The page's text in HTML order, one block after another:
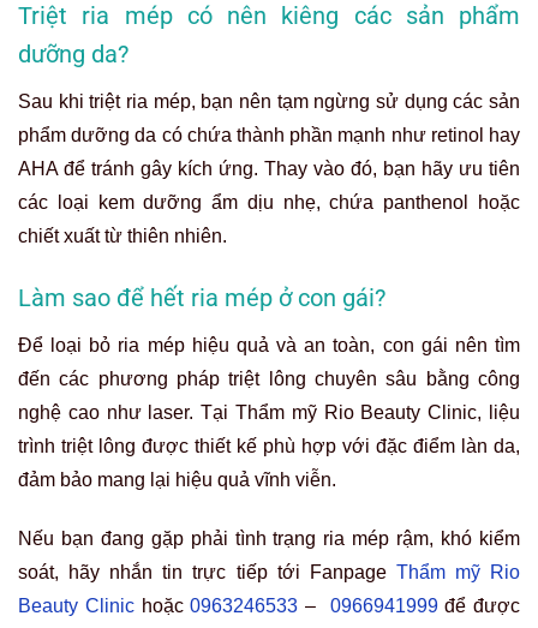
Triệt ria mép có nên kiêng các sản phẩm
dưỡng da?
Sau khi triệt ria mép, bạn nên tạm ngừng sử dụng các sản
phẩm dưỡng da có chứa thành phần mạnh như retinol hay
AHA để tránh gây kích ứng. Thay vào đó, bạn hãy ưu tiên
các loại kem dưỡng ẩm dịu nhẹ, chứa panthenol hoặc
chiết xuất từ thiên nhiên.
Làm sao để hết ria mép ở con gái?
Để loại bỏ ria mép hiệu quả và an toàn, con gái nên tìm
đến các phương pháp triệt lông chuyên sâu bằng công
nghệ cao như laser. Tại Thẩm mỹ Rio Beauty Clinic, liệu
trình triệt lông được thiết kế phù hợp với đặc điểm làn da,
đảm bảo mang lại hiệu quả vĩnh viễn.
Nếu bạn đang gặp phải tình trạng ria mép rậm, khó kiểm
soát, hãy nhắn tin trực tiếp tới Fanpage Thẩm mỹ Rio
Beauty Clinichoặc0963246533 – 0966941999để được